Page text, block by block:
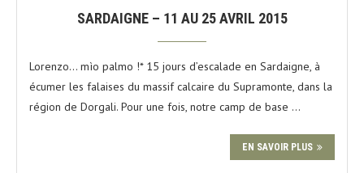
SARDAIGNE – 11 AU 25 AVRIL 2015
Lorenzo… mìo palmo !* 15 jours d’escalade en Sardaigne, à
écumer les falaises du massif calcaire du Supramonte, dans la
région de Dorgali. Pour une fois, notre camp de base …
EN SAVOIR PLUS